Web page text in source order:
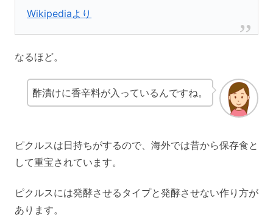
Wikipediaより
なるほど。
酢漬けに香辛料が入っているんですね。
ピクルスは日持ちがするので、海外では昔から保存食と
して重宝されています。
ピクルスには発酵させるタイプと発酵させない作り方が
あります。